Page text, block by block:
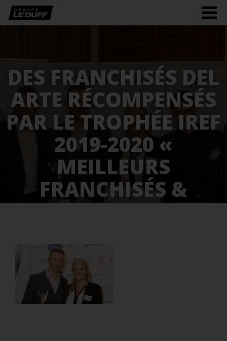
DES FRANCHISÉS DEL
ARTE RÉCOMPENSÉS
PAR LE TROPHÉE IREF
2019-2020 «
MEILLEURS
FRANCHISÉS &
PARTENAIRES DE
19 novembre 2019